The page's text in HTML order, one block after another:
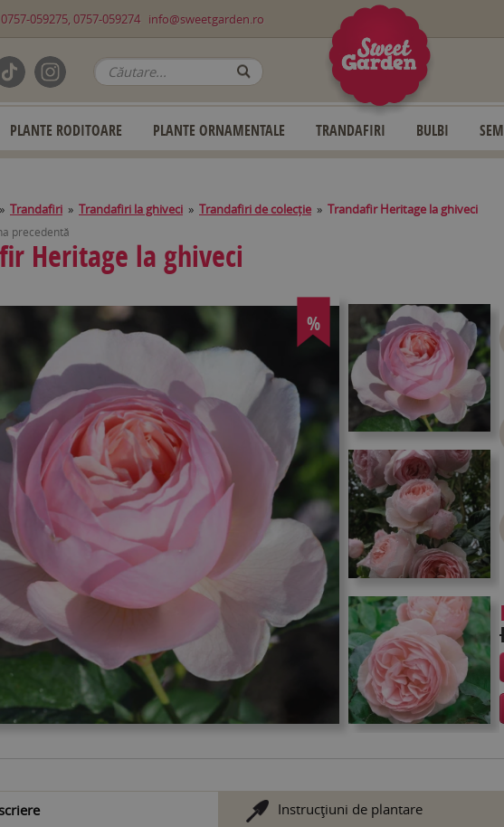
0757-059275, 0757-059274 info@sweetgarden.ro
PLANTE RODITOARE PLANTE ORNAMENTALE TRANDAFIRI BULBI
» Trandafiri » Trandafiri la ghiveci » Trandafiri de colecție » Trandafir Heritage la ghiveci
precedentă
Heritage la ghiveci
%
Instrucţiuni de plantare